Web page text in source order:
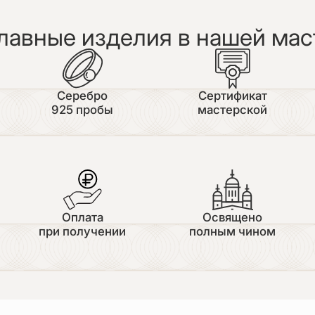
изделия в нашей
Серебро
925 пробы
Сертификат
мастерской
Оплата
при получении
Освящено
полным чином